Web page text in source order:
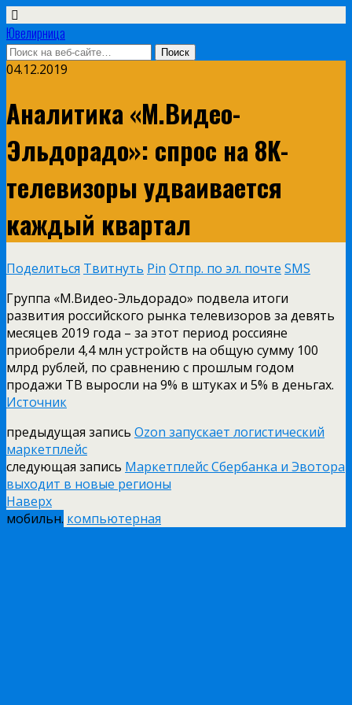
Ювелирница
04.12.2019
Аналитика «М.Видео-
Эльдорадо»: спрос на 8K-
телевизоры удваивается
каждый квартал
Поделиться Твитнуть Pin Отпр. по эл. почте SMS
Группа «М.Видео-Эльдорадо» подвела итоги
развития российского рынка телевизоров за девять
месяцев 2019 года – за этот период россияне
приобрели 4,4 млн устройств на общую сумму 100
млрд рублей, по сравнению с прошлым годом
продажи ТВ выросли на 9% в штуках и 5% в деньгах.
Источник
предыдущая запись Ozon запускает логистический
маркетплейс
следующая запись Маркетплейс Сбербанка и Эвотора
выходит в новые регионы
Наверх
мобильн. компьютерная